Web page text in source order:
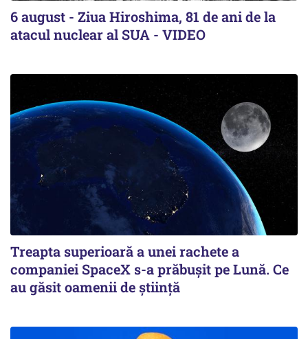
6 august - Ziua Hiroshima, 81 de ani de la
atacul nuclear al SUA - VIDEO
Treapta superioară a unei rachete a
companiei SpaceX s-a prăbușit pe Lună. Ce
au găsit oamenii de știință